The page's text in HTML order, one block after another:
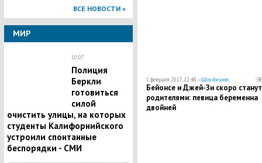
ВСЕ НОВОСТИ »
МИР
10:07
Полиция
Беркли
готовиться
силой
очистить улицы, на которых
студенты Калифорнийского
устроили спонтанные
беспорядки - СМИ
1 февраля 2017, 22:48 —Шоу-бизнес
Бейонсе и Джей-Зи скоро станут
родителями: певица беременна
двойней